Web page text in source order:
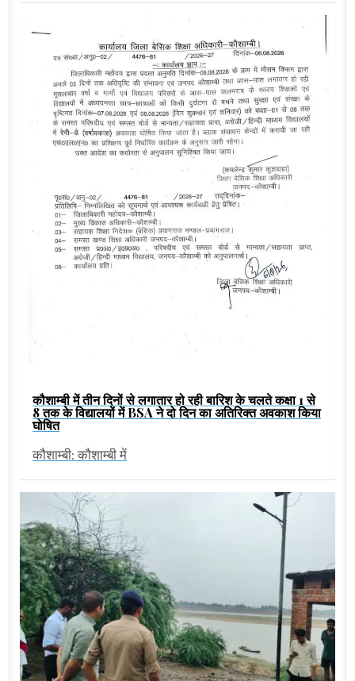
कौशाम्बी में तीन दिनों से लगातार हो रही बारिश के चलते कक्षा 1 से
8 तक के विद्यालयों में BSA ने दो दिन का अतिरिक्त अवकाश किया
घोषित
कौशाम्बी: कौशाम्बी में